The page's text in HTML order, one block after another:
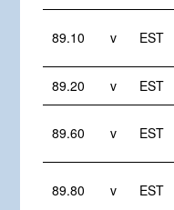
89.10 v EST
89.20 v EST
89.60 v EST
89.80 v EST